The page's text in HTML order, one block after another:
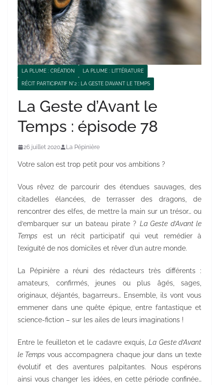
LA PLUME : CRÉATION LA PLUME : LITTÉRATURE
RÉCIT PARTICIPATIF N°2 : LA GESTE D'AVANT LE TEMPS
La Geste d’Avant le
Temps : épisode 78
26 juillet 2020 La Pépinière
Votre salon est trop petit pour vos ambitions ?
Vous rêvez de parcourir des étendues sauvages, des
citadelles élancées, de terrasser des dragons, de
rencontrer des elfes, de mettre la main sur un trésor… ou
d’embarquer sur un bateau pirate ? La Geste d’Avant le
Temps est un récit participatif qui veut remédier à
l’exiguïté de nos domiciles et rêver d’un autre monde.
La Pépinière a réuni des rédacteurs très différents :
amateurs, confirmés, jeunes ou plus âgés, sages,
originaux, déjantés, bagarreurs… Ensemble, ils vont vous
emmener dans une quête épique, entre fantastique et
science-fiction – sur les ailes de leurs imaginations !
Entre le feuilleton et le cadavre exquis,La Geste d’Avant
le Temps vous accompagnera chaque jour dans un texte
évolutif et des aventures palpitantes. Nous espérons
ainsi vous changer les idées, en cette période confinée…